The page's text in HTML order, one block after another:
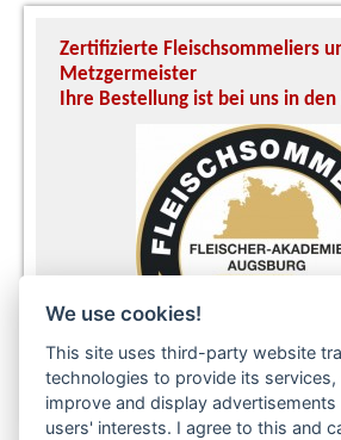
We use cookies!
This site uses third-party website
technologies to provide its
improve and display
users' interests. I agree to this and
Zertifizierte Fleischsommeliers
Metzgermeister
Ihre Bestellung ist bei uns in